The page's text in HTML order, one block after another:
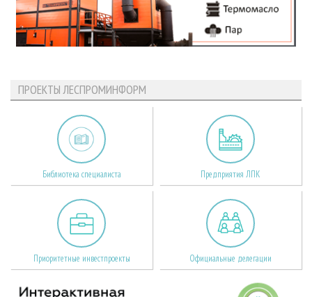
ПРОЕКТЫ ЛЕСПРОМИНФОРМ
Библиотека специалиста Предприятия ЛПК
Приоритетные инвестпроекты Официальные делегации